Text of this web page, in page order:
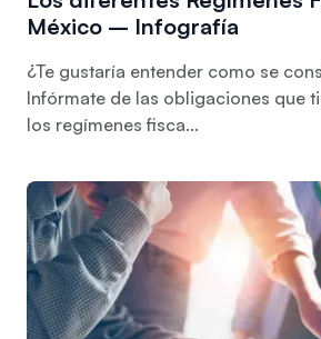
México – Infografía
¿Te gustaría entender como se
Infórmate de las obligaciones que
los regímenes fisca...